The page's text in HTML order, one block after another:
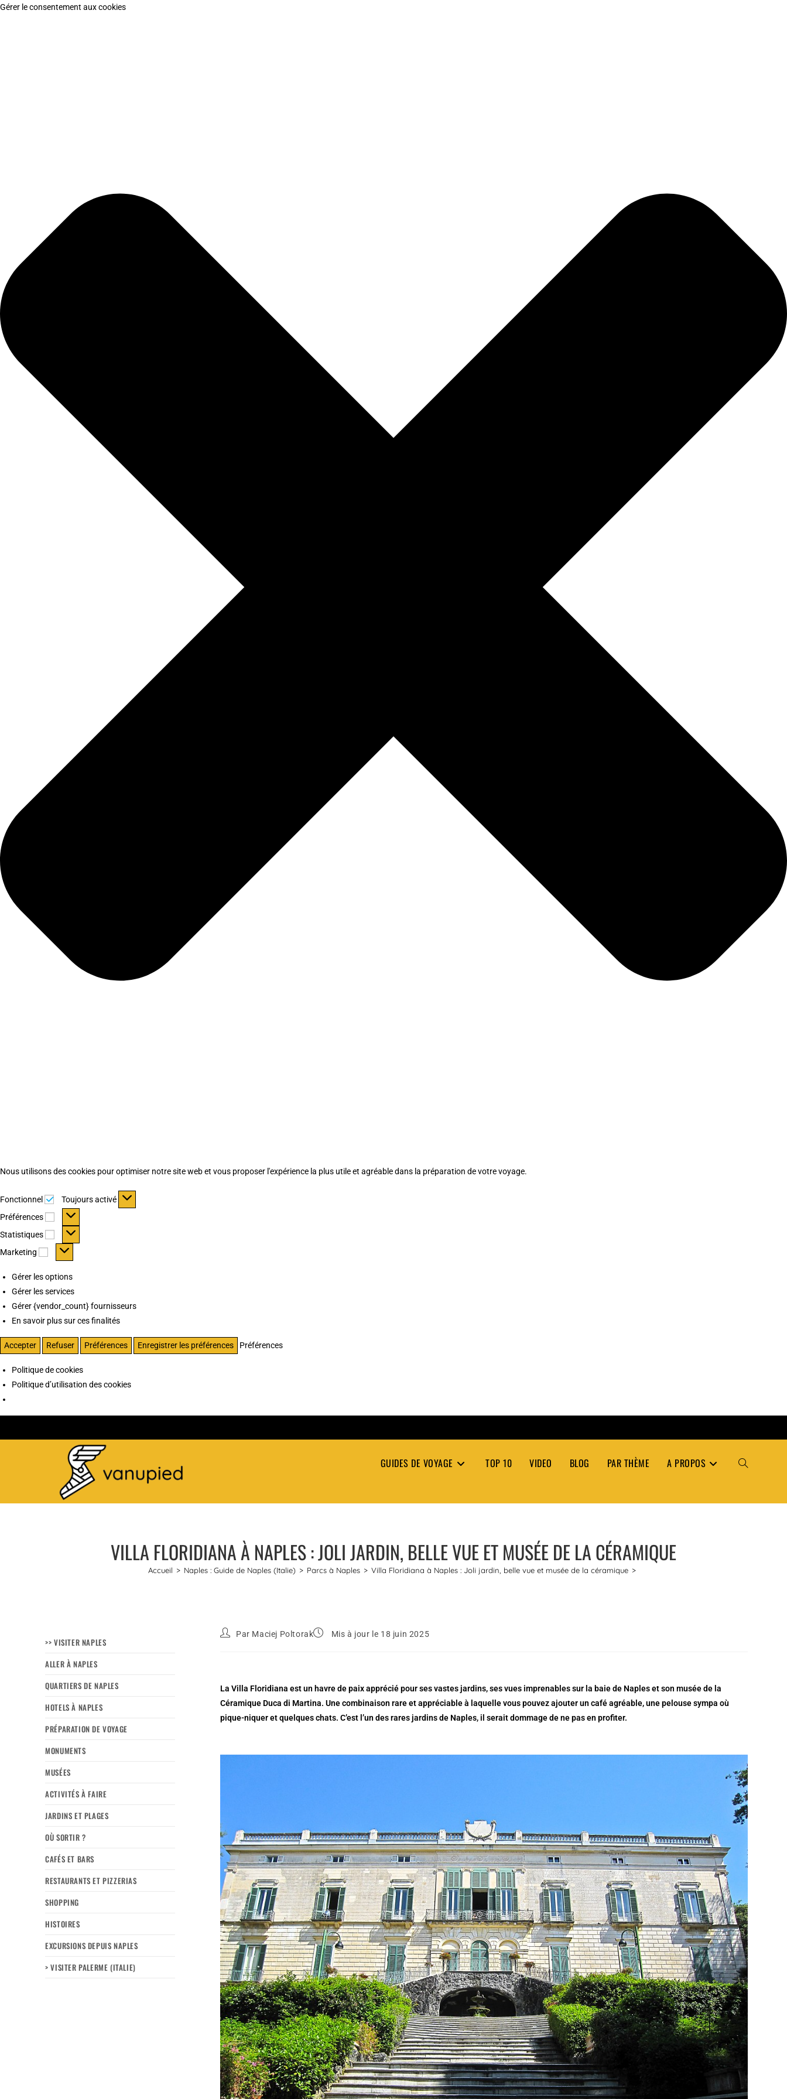
Gérer le consentement aux cookies
Nous utilisons des cookies pour optimiser notre site web et vous proposer l'expérience la plus utile et agréable dans la préparation de votre voyage.
Fonctionnel Fonctionnel
Toujours activé
Préférences
Préférences
Statistiques Statistiques
Marketing Marketing
Gérer les options
Gérer les services
Gérer {vendor_count} fournisseurs
En savoir plus sur ces finalités
Accepter Refuser Préférences Enregistrer les préférences Préférences
Politique de cookies
Politique d’utilisation des cookies
GUIDES DE VOYAGE TOP 10 VIDEO BLOG PAR THÈME A PROPOS TOGGLE
VILLA FLORIDIANA À NAPLES : JOLI JARDIN, BELLE VUE ET MUSÉE DE LA CÉRAMIQUE
Accueil > Naples : Guide de Naples (Italie) > Parcs à Naples > Villa Floridiana à Naples : Joli jardin, belle vue et musée de la céramique >
>> VISITER NAPLES
ALLER À NAPLES
QUARTIERS DE NAPLES
HOTELS À NAPLES
PRÉPARATION DE VOYAGE
MONUMENTS
MUSÉES
ACTIVITÉS À FAIRE
JARDINS ET PLAGES
OÙ SORTIR ?
CAFÉS ET BARS
RESTAURANTS ET PIZZERIAS
SHOPPING
HISTOIRES
EXCURSIONS DEPUIS NAPLES
> VISITER PALERME (ITALIE)
Par Maciej Poltorak Mis à jour le 18 juin 2025
La Villa Floridiana est un havre de paix apprécié pour ses vastes jardins, ses vues imprenables sur la baie de Naples et son musée de la
Céramique Duca di Martina. Une combinaison rare et appréciable à laquelle vous pouvez ajouter un café agréable, une pelouse sympa où
pique-niquer et quelques chats. C’est l’un des rares jardins de Naples, il serait dommage de ne pas en profiter.